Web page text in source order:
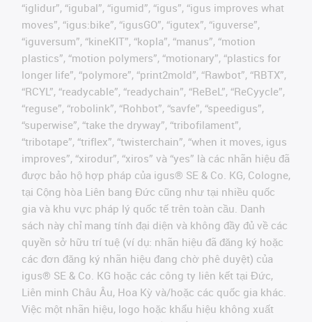
“iglidur”, “igubal”, “igumid”, “igus”, “igus improves what
moves”, “igus:bike”, “igusGO”, “igutex”, “iguverse”,
“iguversum”, “kineKIT”, “kopla”, “manus”, “motion
plastics”, “motion polymers”, “motionary”, “plastics for
longer life”, “polymore”, “print2mold”, “Rawbot”, “RBTX”,
“RCYL”, “readycable”, “readychain”, “ReBeL”, “ReCyycle”,
“reguse”, “robolink”, “Rohbot”, “savfe”, “speedigus”,
“superwise”, “take the dryway”, “tribofilament”,
“tribotape”, “triflex”, “twisterchain”, “when it moves, igus
improves”, “xirodur”, “xiros” và “yes” là các nhãn hiệu đã
được bảo hộ hợp pháp của igus® SE & Co. KG, Cologne,
tại Cộng hòa Liên bang Đức cũng như tại nhiều quốc
gia và khu vực pháp lý quốc tế trên toàn cầu. Danh
sách này chỉ mang tính đại diện và không đầy đủ về các
quyền sở hữu trí tuệ (ví dụ: nhãn hiệu đã đăng ký hoặc
các đơn đăng ký nhãn hiệu đang chờ phê duyệt) của
igus® SE & Co. KG hoặc các công ty liên kết tại Đức,
Liên minh Châu Âu, Hoa Kỳ và/hoặc các quốc gia khác.
Việc một nhãn hiệu, logo hoặc khẩu hiệu không xuất